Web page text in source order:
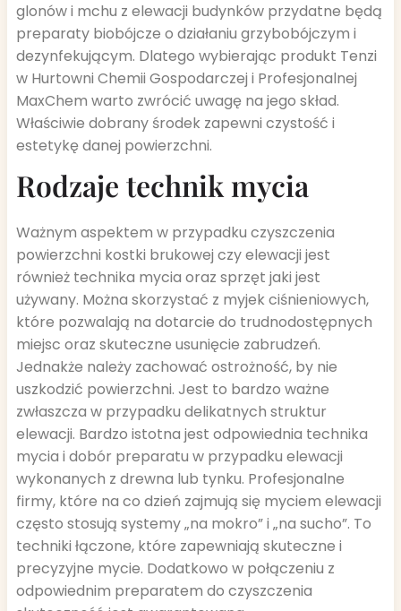
glonów i mchu z elewacji budynków przydatne będą
preparaty biobójcze o działaniu grzybobójczym i
dezynfekującym. Dlatego wybierając produkt Tenzi
w Hurtowni Chemii Gospodarczej i Profesjonalnej
MaxChem warto zwrócić uwagę na jego skład.
Właściwie dobrany środek zapewni czystość i
estetykę danej powierzchni.
Rodzaje technik mycia
Ważnym aspektem w przypadku czyszczenia
powierzchni kostki brukowej czy elewacji jest
również technika mycia oraz sprzęt jaki jest
używany. Można skorzystać z myjek ciśnieniowych,
które pozwalają na dotarcie do trudnodostępnych
miejsc oraz skuteczne usunięcie zabrudzeń.
Jednakże należy zachować ostrożność, by nie
uszkodzić powierzchni. Jest to bardzo ważne
zwłaszcza w przypadku delikatnych struktur
elewacji. Bardzo istotna jest odpowiednia technika
mycia i dobór preparatu w przypadku elewacji
wykonanych z drewna lub tynku. Profesjonalne
firmy, które na co dzień zajmują się myciem elewacji
często stosują systemy „na mokro” i „na sucho”. To
techniki łączone, które zapewniają skuteczne i
precyzyjne mycie. Dodatkowo w połączeniu z
odpowiednim preparatem do czyszczenia